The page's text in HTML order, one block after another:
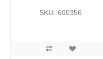
SKU: 600356